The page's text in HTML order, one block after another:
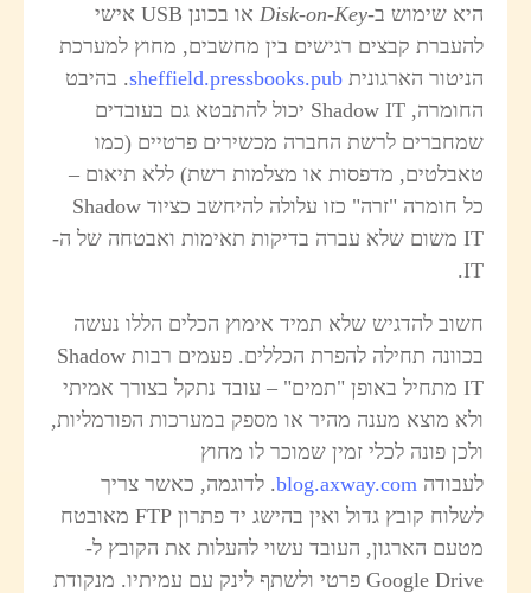
שימוש ב-Disk-on-Key
או בכונן USB אישי
קבצים רגישים בין מחשבים, מחוץ למערכת
הארגוניתsheffield.pressbooks.pub. בהיבט
החומרה, Shadow IT יכול להתבטא גם בעובדים
לרשת החברה מכשירים פרטיים (כמו
מדפסות או מצלמות רשת) ללא תיאום –
כל חומרה "זרה" כזו עלולה להיחשב כציוד Shadow
IT משום שלא עברה בדיקות תאימות ואבטחה של ה-
להדגיש שלא תמיד אימוץ הכלים הללו נעשה
בכוונה תחילה להפרת הכללים. פעמים רבות Shadow
IT מתחיל באופן "תמים" – עובד נתקל בצורך אמיתי
מוצא מענה מהיר או מספק במערכות הפורמליות,
פונה לכלי זמין שמוכר לו מחוץ
blog.axway.com. לדוגמה, כאשר צריך
לשלוח קובץ גדול ואין בהישג יד פתרון FTP מאובטח
הארגון, העובד עשוי להעלות את הקובץ ל-
Google Drive פרטי ולשתף לינק עם עמיתיו. מנקודת